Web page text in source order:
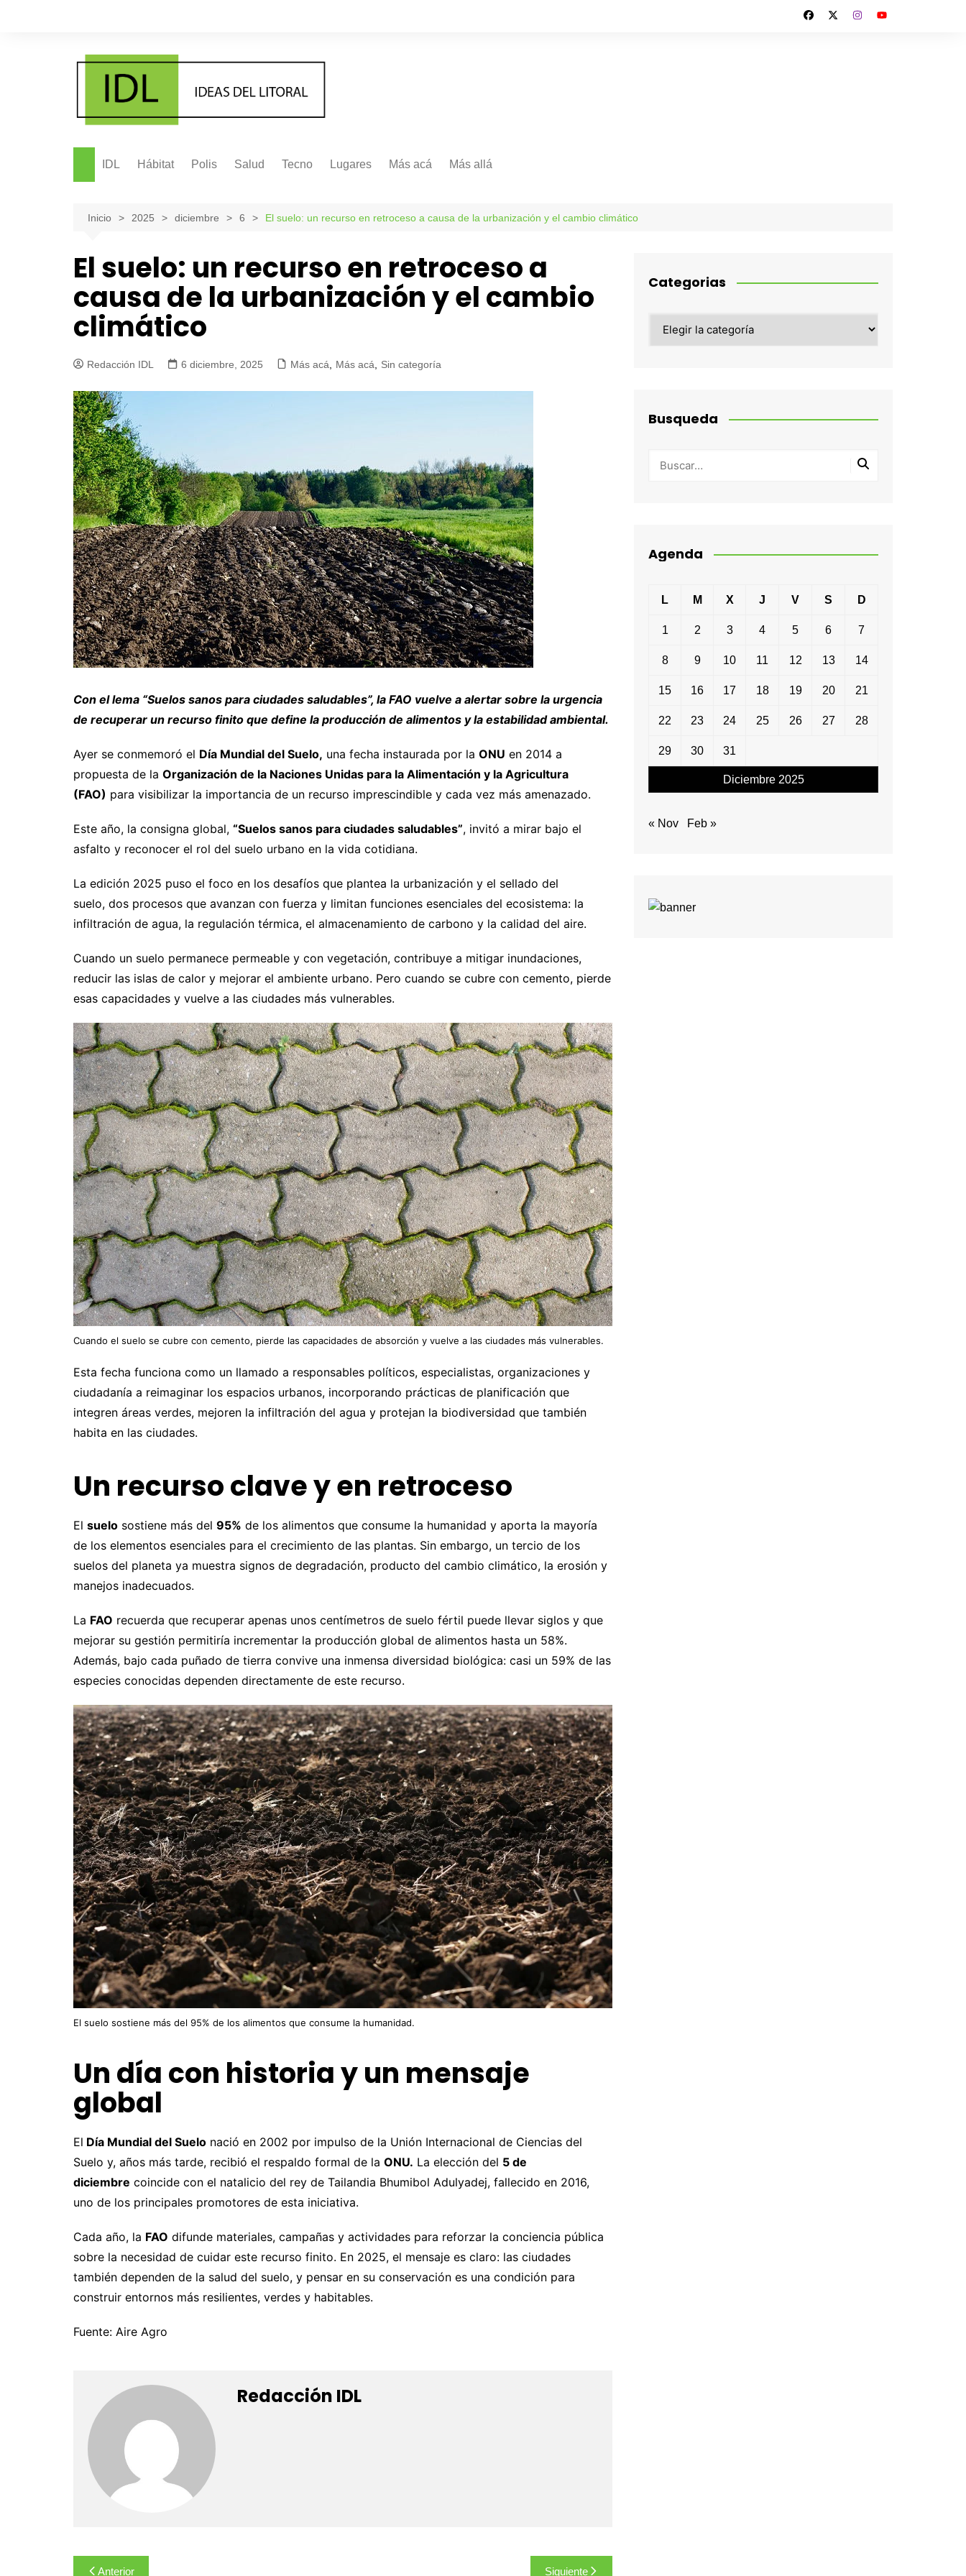
IDL Hábitat Polis Salud Tecno Lugares Más acá Más allá
Internacionales Más allá
Inicio 2025 diciembre 6 El suelo: un recurso en retroceso a causa de la urbanización y el cambio climático
El suelo: un recurso en retroceso a
causa de la urbanización y el cambio
climático
Redacción IDL 6 diciembre, 2025 Más acá, Más acá, Sin categoría
Con el lema “Suelos sanos para ciudades saludables”, la FAO vuelve a alertar sobre la urgencia
de recuperar un recurso finito que define la producción de alimentos y la estabilidad ambiental.
Ayer se conmemoró el Día Mundial del Suelo, una fecha instaurada por la ONU en 2014 a
propuesta de la Organización de la Naciones Unidas para la Alimentación y la Agricultura
(FAO) para visibilizar la importancia de un recurso imprescindible y cada vez más amenazado.
Este año, la consigna global, “Suelos sanos para ciudades saludables”, invitó a mirar bajo el
asfalto y reconocer el rol del suelo urbano en la vida cotidiana.
La edición 2025 puso el foco en los desafíos que plantea la urbanización y el sellado del
suelo, dos procesos que avanzan con fuerza y limitan funciones esenciales del ecosistema: la
infiltración de agua, la regulación térmica, el almacenamiento de carbono y la calidad del aire.
Cuando un suelo permanece permeable y con vegetación, contribuye a mitigar inundaciones,
reducir las islas de calor y mejorar el ambiente urbano. Pero cuando se cubre con cemento, pierde
esas capacidades y vuelve a las ciudades más vulnerables.
Cuando el suelo se cubre con cemento, pierde las capacidades de absorción y vuelve a las ciudades más vulnerables.
Esta fecha funciona como un llamado a responsables políticos, especialistas, organizaciones y
ciudadanía a reimaginar los espacios urbanos, incorporando prácticas de planificación que
integren áreas verdes, mejoren la infiltración del agua y protejan la biodiversidad que también
habita en las ciudades.
Un recurso clave y en retroceso
El suelo sostiene más del 95% de los alimentos que consume la humanidad y aporta la mayoría
de los elementos esenciales para el crecimiento de las plantas. Sin embargo, un tercio de los
suelos del planeta ya muestra signos de degradación, producto del cambio climático, la erosión y
manejos inadecuados.
La FAO recuerda que recuperar apenas unos centímetros de suelo fértil puede llevar siglos y que
mejorar su gestión permitiría incrementar la producción global de alimentos hasta un 58%.
Además, bajo cada puñado de tierra convive una inmensa diversidad biológica: casi un 59% de las
especies conocidas dependen directamente de este recurso.
El suelo sostiene más del 95% de los alimentos que consume la humanidad.
Un día con historia y un mensaje
global
El Día Mundial del Suelo nació en 2002 por impulso de la Unión Internacional de Ciencias del
Suelo y, años más tarde, recibió el respaldo formal de la ONU. La elección del 5 de
diciembre coincide con el natalicio del rey de Tailandia Bhumibol Adulyadej, fallecido en 2016,
uno de los principales promotores de esta iniciativa.
Cada año, la FAO difunde materiales, campañas y actividades para reforzar la conciencia pública
sobre la necesidad de cuidar este recurso finito. En 2025, el mensaje es claro: las ciudades
también dependen de la salud del suelo, y pensar en su conservación es una condición para
construir entornos más resilientes, verdes y habitables.
Fuente: Aire Agro
Redacción IDL
Navegación
Anterior Siguiente
Categorias
Busqueda
Agenda
Diciembre 2025
L M X J V S D
1 2 3 4 5 6 7
8 9 10 11 12 13 14
15 16 17 18 19 20 21
22 23 24 25 26 27 28
29 30 31
« Nov Feb »